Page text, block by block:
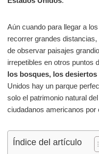
Aún cuando para llegar a
recorrer grandes
de observar paisajes
irrepetibles en otros puntos
los bosques, los
Unidos hay un parque
solo el patrimonio natural
ciudadanos americanos por
Índice del artículo